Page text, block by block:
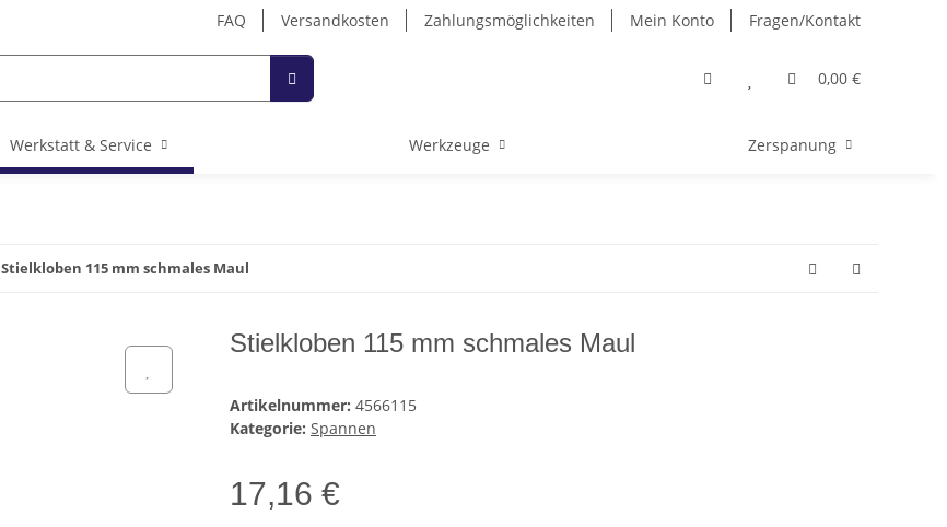
FAQ Versandkosten Zahlungsmöglichkeiten Mein Konto Fragen/Kontakt
0,00 €
Werkstatt & Service Werkzeuge Zerspanung
Stielkloben 115 mm schmales Maul
Stielkloben 115 mm schmales Maul
Artikelnummer: 4566115
Kategorie: Spannen
17,16 €